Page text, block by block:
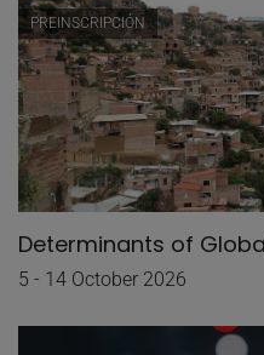
PREINSCRIPCIÓN
Determinants of
5 - 14 October 2026